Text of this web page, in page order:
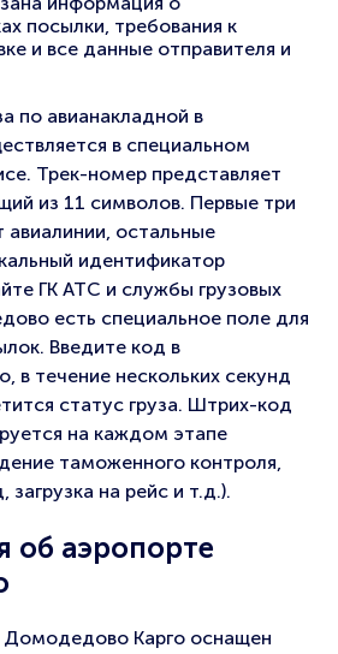
посылки, требования к
и все данные отправителя и
по авианакладной в
в специальном
Трек-номер представляет
из 11 символов. Первые три
остальные
идентификатор
ГК АТС и службы грузовых
есть специальное поле для
Введите код в
в течение нескольких секунд
статус груза. Штрих-код
на каждом этапе
таможенного контроля,
загрузка на рейс и т.д.).
об аэропорте
Домодедово Карго оснащен